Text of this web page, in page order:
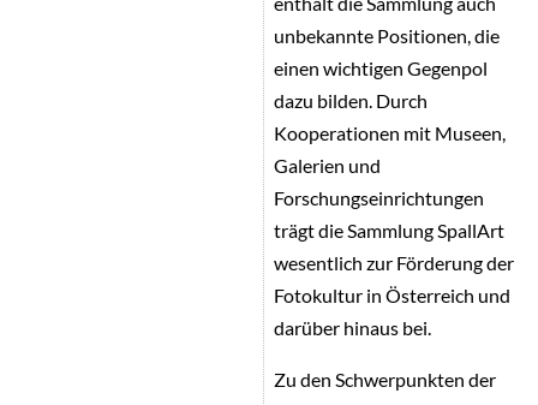
unbekannte Positionen, die
einen wichtigen Gegenpol
dazu bilden. Durch
Kooperationen mit Museen,
Galerien und
Forschungseinrichtungen
trägt die Sammlung SpallArt
wesentlich zur Förderung der
Fotokultur in Österreich und
darüber hinaus bei.
Zu den Schwerpunkten der